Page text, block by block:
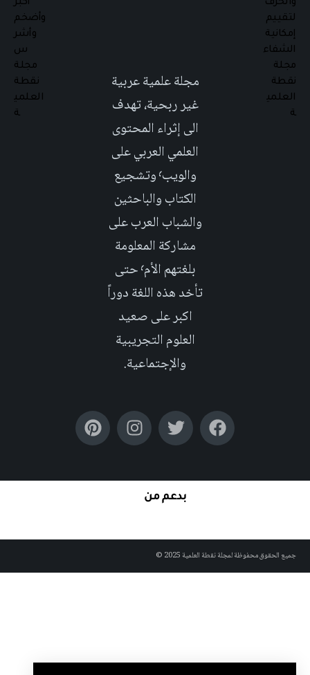
مجلة علمية عربية
غير ربحية، تهدف
الى إثراء المحتوى
العلمي العربي على
والويب٬ وتشجيع
الكتاب والباحثين
والشباب العرب على
مشاركة المعلومة
بلغتهم الأم٬ حتى
تأخد هذه اللغة دوراً
اكبر على صعيد
العلوم التجريبية
والإجتماعية.
بدعم من
جميع الحقوق محفوظة لمجلة نقطة العلمية 2025 ©